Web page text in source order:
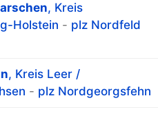
, Kreis
Holstein - plz Nordfeld
, Kreis Leer /
- plz Nordgeorgsfehn